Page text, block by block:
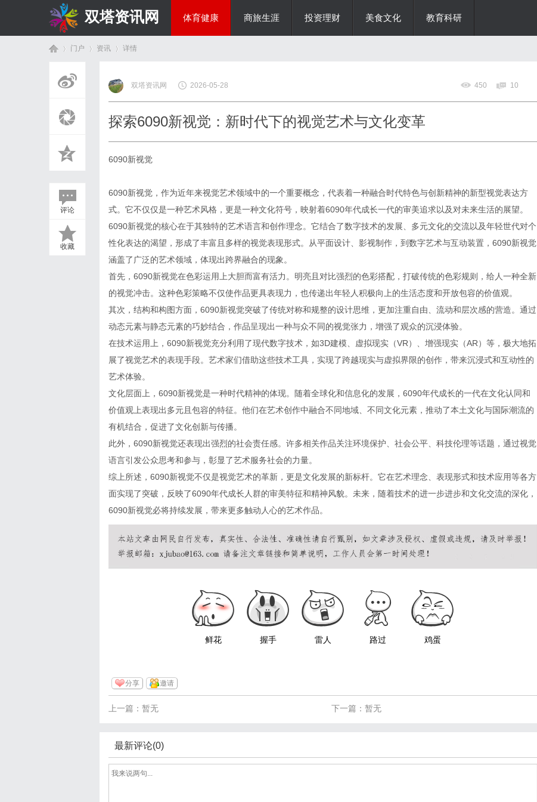
双塔资讯网 体育健康 商旅生涯 投资理财 美食文化 教育科研
门户 资讯
›
详情
评论
收藏
双塔资讯网 2026-05-28 450 10
探索6090新视觉：新时代下的视觉艺术与文化变革
6090新视觉
6090新视觉，作为近年来视觉艺术领域中的一个重要概念，代表着一种融合时代特色与创新精神的新型视觉表达方
式。它不仅仅是一种艺术风格，更是一种文化符号，映射着6090年代成长一代的审美追求以及对未来生活的展望。
6090新视觉的核心在于其独特的艺术语言和创作理念。它结合了数字技术的发展、多元文化的交流以及年轻世代对个
性化表达的渴望，形成了丰富且多样的视觉表现形式。从平面设计、影视制作，到数字艺术与互动装置，6090新视觉
涵盖了广泛的艺术领域，体现出跨界融合的现象。
首先，6090新视觉在色彩运用上大胆而富有活力。明亮且对比强烈的色彩搭配，打破传统的色彩规则，给人一种全新
的视觉冲击。这种色彩策略不仅使作品更具表现力，也传递出年轻人积极向上的生活态度和开放包容的价值观。
其次，结构和构图方面，6090新视觉突破了传统对称和规整的设计思维，更加注重自由、流动和层次感的营造。通过
动态元素与静态元素的巧妙结合，作品呈现出一种与众不同的视觉张力，增强了观众的沉浸体验。
在技术运用上，6090新视觉充分利用了现代数字技术，如3D建模、虚拟现实（VR）、增强现实（AR）等，极大地拓
展了视觉艺术的表现手段。艺术家们借助这些技术工具，实现了跨越现实与虚拟界限的创作，带来沉浸式和互动性的
艺术体验。
文化层面上，6090新视觉是一种时代精神的体现。随着全球化和信息化的发展，6090年代成长的一代在文化认同和
价值观上表现出多元且包容的特征。他们在艺术创作中融合不同地域、不同文化元素，推动了本土文化与国际潮流的
有机结合，促进了文化创新与传播。
此外，6090新视觉还表现出强烈的社会责任感。许多相关作品关注环境保护、社会公平、科技伦理等话题，通过视觉
语言引发公众思考和参与，彰显了艺术服务社会的力量。
综上所述，6090新视觉不仅是视觉艺术的革新，更是文化发展的新标杆。它在艺术理念、表现形式和技术应用等各方
面实现了突破，反映了6090年代成长人群的审美特征和精神风貌。未来，随着技术的进一步进步和文化交流的深化，
6090新视觉必将持续发展，带来更多触动人心的艺术作品。
鲜花 握手 雷人 路过 鸡蛋
分享 邀请
下一篇：暂无
上一篇：暂无
最新评论(0)